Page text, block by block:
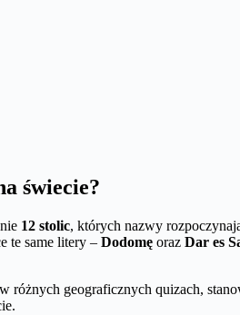
świecie?
12 stolic, których nazwy
te same litery – Dodomę oraz Dar es
różnych geograficznych quizach,